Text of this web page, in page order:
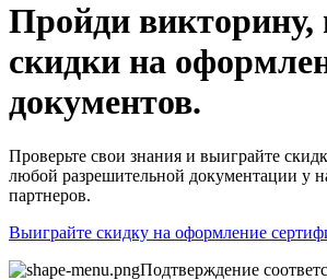
Пройди викторину,
скидки на
документов.
Проверьте свои знания и выиграйте
любой разрешительной документации у
партнеров.
Выиграйте скидку на оформление
Подтверждение